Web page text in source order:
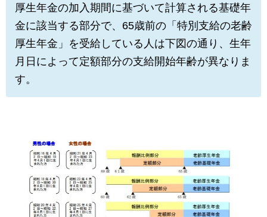
厚生年金の加入期間に基づいて計算される基礎年
金に該当する部分で、65歳前の「特別支給の老齢
厚生年金」を受給している人は下図の通り、生年
月日によって定額部分の支給開始年齢が異なりま
す。